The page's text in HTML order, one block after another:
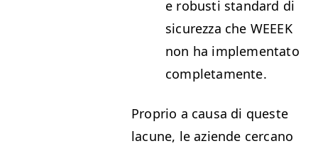
e robusti stan­dard di
sicurez­za che WEEEK
non ha imple­men­ta­to
completamente.
Pro­prio a causa di queste
lacune, le aziende cer­cano